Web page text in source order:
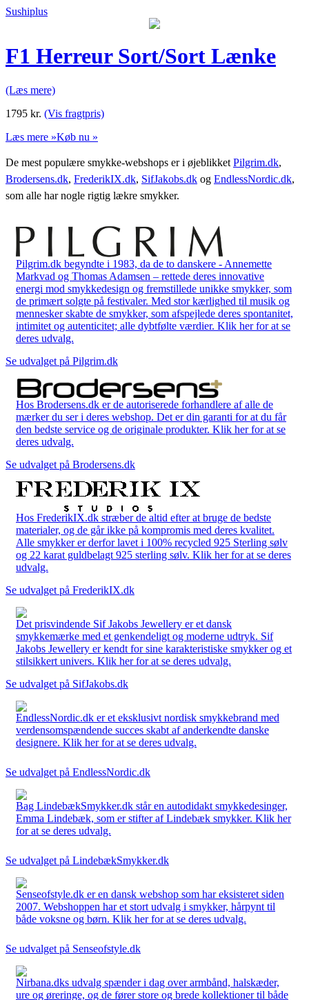
Sushiplus
F1 Herreur Sort/Sort Lænke
(Læs mere)
1795 kr. (Vis fragtpris)
Læs mere »Køb nu »
De mest populære smykke-webshops er i øjeblikket Pilgrim.dk,
Brodersens.dk, FrederikIX.dk, SifJakobs.dk og EndlessNordic.dk,
som alle har nogle rigtig lækre smykker.
Pilgrim.dk begyndte i 1983, da de to danskere - Annemette
Markvad og Thomas Adamsen – rettede deres innovative
energi mod smykkedesign og fremstillede unikke smykker, som
de primært solgte på festivaler. Med stor kærlighed til musik og
mennesker skabte de smykker, som afspejlede deres spontanitet,
intimitet og autenticitet; alle dybtfølte værdier. Klik her for at se
deres udvalg.
Se udvalget på Pilgrim.dk
Hos Brodersens.dk er de autoriserede forhandlere af alle de
mærker du ser i deres webshop. Det er din garanti for at du får
den bedste service og de originale produkter. Klik her for at se
deres udvalg.
Se udvalget på Brodersens.dk
Hos FrederikIX.dk stræber de altid efter at bruge de bedste
materialer, og de går ikke på kompromis med deres kvalitet.
Alle smykker er derfor lavet i 100% recycled 925 Sterling sølv
og 22 karat guldbelagt 925 sterling sølv. Klik her for at se deres
udvalg.
Se udvalget på FrederikIX.dk
Det prisvindende Sif Jakobs Jewellery er et dansk
smykkemærke med et genkendeligt og moderne udtryk. Sif
Jakobs Jewellery er kendt for sine karakteristiske smykker og et
stilsikkert univers. Klik her for at se deres udvalg.
Se udvalget på SifJakobs.dk
EndlessNordic.dk er et eksklusivt nordisk smykkebrand med
verdensomspændende succes skabt af anderkendte danske
designere. Klik her for at se deres udvalg.
Se udvalget på EndlessNordic.dk
Bag LindebækSmykker.dk står en autodidakt smykkedesinger,
Emma Lindebæk, som er stifter af Lindebæk smykker. Klik her
for at se deres udvalg.
Se udvalget på LindebækSmykker.dk
Senseofstyle.dk er en dansk webshop som har eksisteret siden
2007. Webshoppen har et stort udvalg i smykker, hårpynt til
både voksne og børn. Klik her for at se deres udvalg.
Se udvalget på Senseofstyle.dk
Nirbana.dks udvalg spænder i dag over armbånd, halskæder,
ure og øreringe, og de fører store og brede kollektioner til både